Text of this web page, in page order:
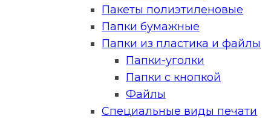
Пакеты полиэтиленовые
Папки бумажные
Папки из пластика и файлы
Папки-уголки
Папки с кнопкой
Файлы
Специальные виды печати